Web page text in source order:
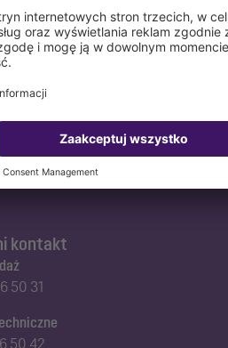
kontakt
50 31
50 42